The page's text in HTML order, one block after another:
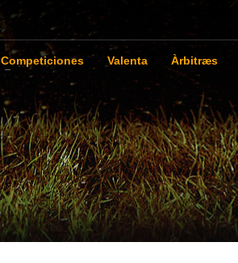
Competiciones Valenta Àrbitræs